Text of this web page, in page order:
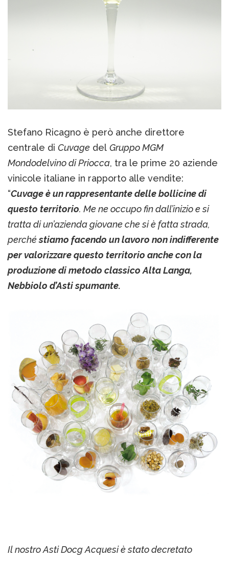
Stefano Ricagno è però anche direttore
centrale di Cuvage del Gruppo MGM
Mondodelvino di Priocca, tra le prime 20 aziende
vinicole italiane in rapporto alle vendite:
“Cuvage è un rappresentante delle bollicine di
questo territorio. Me ne occupo fin dall’inizio e si
tratta di un’azienda giovane che si è fatta strada,
perchéstiamo facendo un lavoro non indifferente
per valorizzare questo territorio anche con la
produzione di metodo classico Alta Langa,
Nebbiolo d’Asti spumante.
Il nostro Asti Docg Acquesi è stato decretato